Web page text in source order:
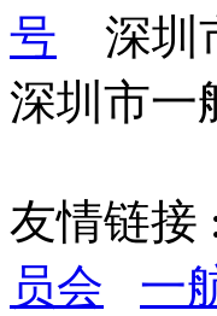
号
深
深圳市一
友情链接
员会
一